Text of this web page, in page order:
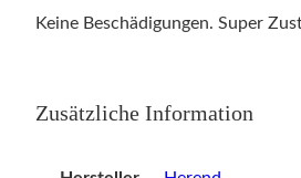
Keine Beschädigungen. Super
Zusätzliche Information